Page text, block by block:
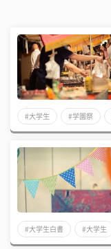
#大学生 #学園祭
#大学生白書 #大学生